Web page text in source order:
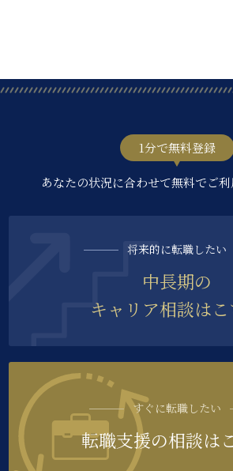
1分で無料登録
あなたの状況に合わせて無料でご
将来的に転職したい
中長期の
キャリア相談はこ
すぐに転職したい
転職支援の相談は